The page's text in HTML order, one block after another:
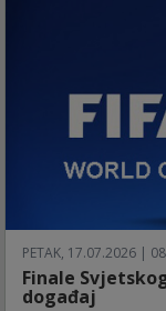
PETAK, 17.07.2026 |
Finale
događaj